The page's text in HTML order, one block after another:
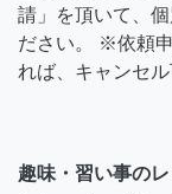
請」を頂いて、
ださい。 ※依頼
れば、キャンセル
趣味・習い事の